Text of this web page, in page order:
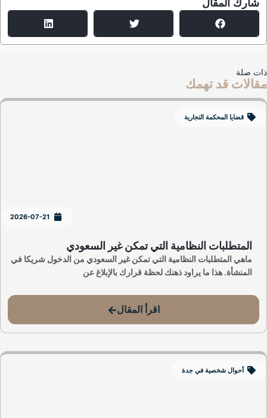
شارك المقال
صلة
قد تهمك
قضايا المحكمة التجارية
2026-07-21
المتطلبات النظامية التي تمكن غير السعودي
ماهي المتطلبات النظامية التي تمكن غير السعودي من الدخول شريكا في
المنشأة. هذا ما يراود ذهنك لحظة قرارك بالإبلاغ عن
اقرأ المقال
أحوال شخصية في جدة